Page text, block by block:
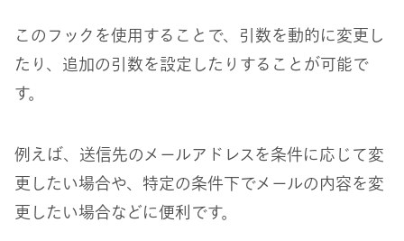
このフックを使用することで、引数を動的に変更し
たり、追加の引数を設定したりすることが可能で
す。
例えば、送信先のメールアドレスを条件に応じて変
更したい場合や、特定の条件下でメールの内容を変
更したい場合などに便利です。